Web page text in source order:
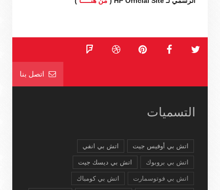
اتصل بنا
التسميات
اتش بي أوفيس جيت اتش بي انفي
اتش بي بروبوك اتش بي ديسك جيت
اتش بي فوتوسمارت اتش بي كومباك